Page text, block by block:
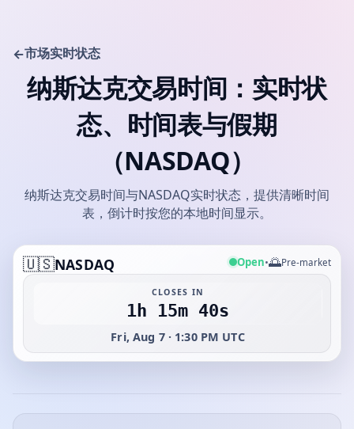
←市场实时状态
纳斯达克交易时间：实时状
态、时间表与假期
（NASDAQ）
纳斯达克交易时间与NASDAQ实时状态，提供清晰时间
表，倒计时按您的本地时间显示。
🇺🇸NASDAQ Open•🌅Pre-market
CLOSES IN
1h 15m 40s
Fri, Aug 7 · 1:30 PM UTC